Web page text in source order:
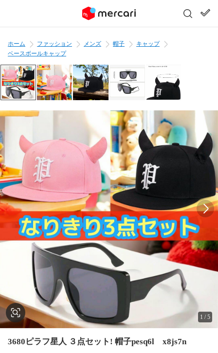
ホーム ファッション メンズ 帽子
キャップ
ベースボールキャップ
1 /5
3680ピラフ星人 ３点セット! 帽子pesq6l x8js7n